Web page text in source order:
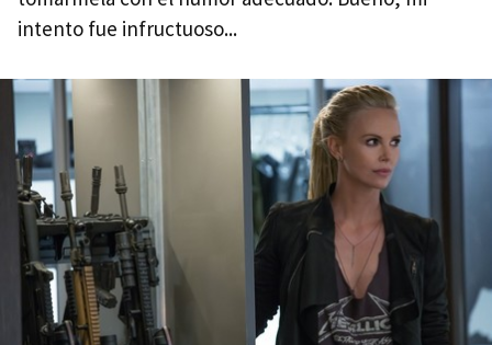
intento fue infructuoso...